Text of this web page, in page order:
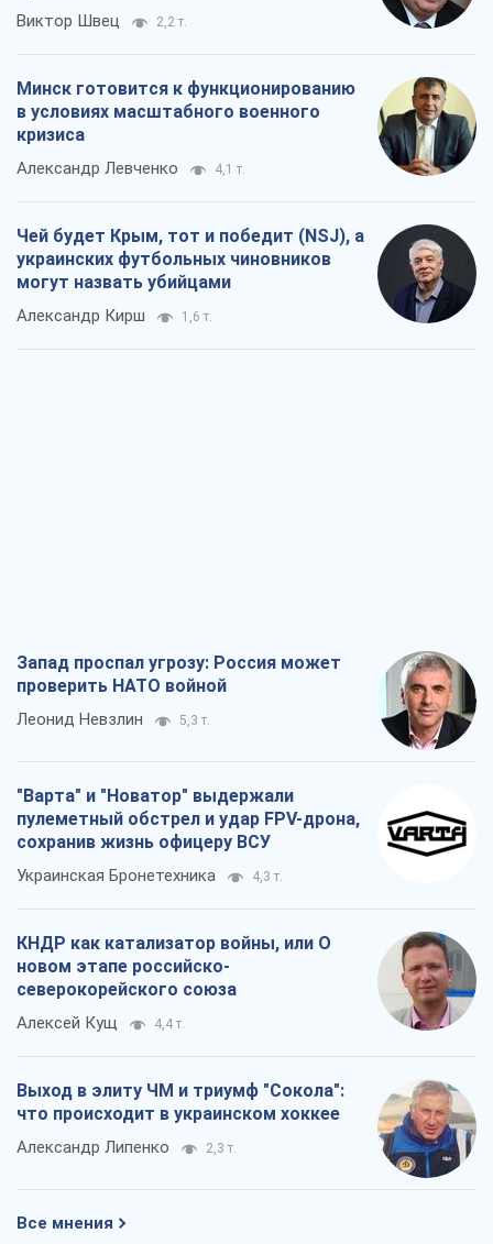
Виктор Швец 2,2 т.
Минск готовится к функционированию
в условиях масштабного военного
кризиса
Александр Левченко 4,1 т.
Чей будет Крым, тот и победит (NSJ), а
украинских футбольных чиновников
могут назвать убийцами
Александр Кирш 1,6 т.
Запад проспал угрозу: Россия может
проверить НАТО войной
Леонид Невзлин 5,3 т.
"Варта" и "Новатор" выдержали
пулеметный обстрел и удар FPV-дрона,
сохранив жизнь офицеру ВСУ
Украинская Бронетехника 4,3 т.
КНДР как катализатор войны, или О
новом этапе российско-
северокорейского союза
Алексей Кущ 4,4 т.
Выход в элиту ЧМ и триумф "Сокола":
что происходит в украинском хоккее
Александр Липенко 2,3 т.
Все мнения